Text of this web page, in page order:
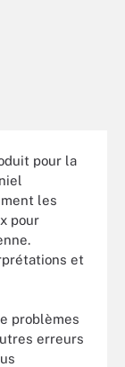
pour la
les
pour
et
problèmes
erreurs